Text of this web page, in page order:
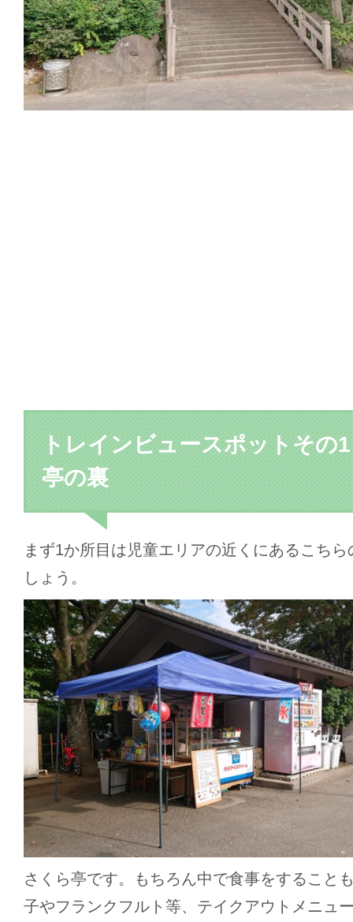
トレインビュースポットその
亭の裏
まず1か所目は児童エリアの近くにあるこち
しょう。
さくら亭です。もちろん中で食事をすること
子やフランクフルト等、テイクアウトメニュ